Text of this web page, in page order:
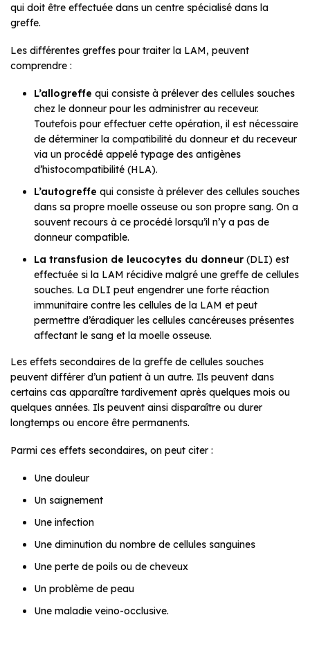
qui doit être effectuée dans un centre spécialisé dans la
greffe.
Les différentes greffes pour traiter la LAM, peuvent
comprendre :
L’allogreffe qui consiste à prélever des cellules souches
chez le donneur pour les administrer au receveur.
Toutefois pour effectuer cette opération, il est nécessaire
de déterminer la compatibilité du donneur et du receveur
via un procédé appelé typage des antigènes
d’histocompatibilité (HLA).
L’autogreffe qui consiste à prélever des cellules souches
dans sa propre moelle osseuse ou son propre sang. On a
souvent recours à ce procédé lorsqu’il n’y a pas de
donneur compatible.
La transfusion de leucocytes du donneur (DLI) est
effectuée si la LAM récidive malgré une greffe de cellules
souches. La DLI peut engendrer une forte réaction
immunitaire contre les cellules de la LAM et peut
permettre d’éradiquer les cellules cancéreuses présentes
affectant le sang et la moelle osseuse.
Les effets secondaires de la greffe de cellules souches
peuvent différer d’un patient à un autre. Ils peuvent dans
certains cas apparaître tardivement après quelques mois ou
quelques années. Ils peuvent ainsi disparaître ou durer
longtemps ou encore être permanents.
Parmi ces effets secondaires, on peut citer :
Une douleur
Un saignement
Une infection
Une diminution du nombre de cellules sanguines
Une perte de poils ou de cheveux
Un problème de peau
Une maladie veino-occlusive.